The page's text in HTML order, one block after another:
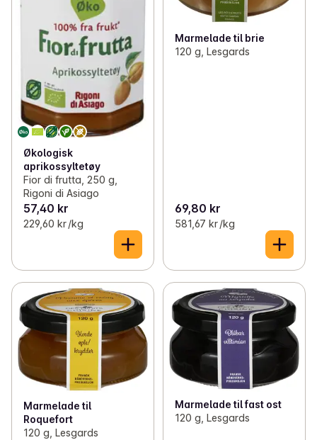
Økologisk
aprikossyltetøy
Fior di frutta, 250 g,
Rigoni di Asiago
57,40 kr
229,60 kr /kg
Marmelade til brie
120 g, Lesgards
69,80 kr
581,67 kr /kg
Marmelade til
Roquefort
120 g, Lesgards
Marmelade til fast ost
120 g, Lesgards